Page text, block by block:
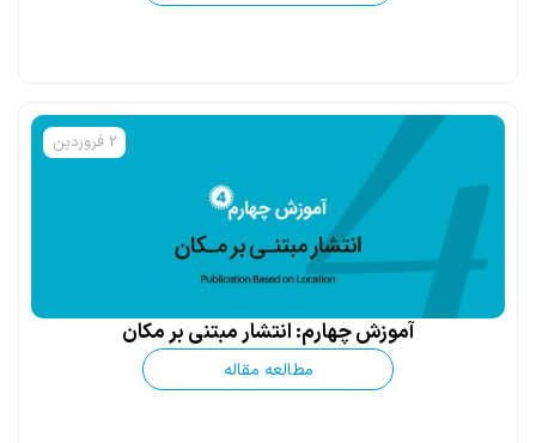
2 فروردین
آموزش چهارم: انتشار مبتنی بر مکان
مطالعه مقاله